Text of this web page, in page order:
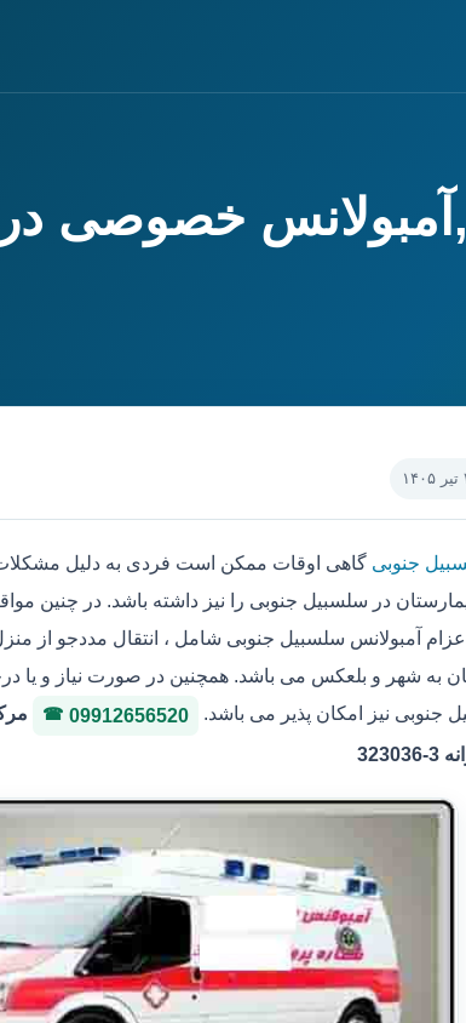
خصوصی در
جنوبی گاهی اوقات ممکن است فردی به دلیل
در سلسبیل جنوبی را نیز داشته باشد. در چنین
آمبولانس سلسبیل جنوبی شامل ، انتقال مددجو از
به شهر و بلعکس می باشد. همچنین در صورت نیاز و یا
جنوبی نیز امکان پذیر می باشد.
09912656520